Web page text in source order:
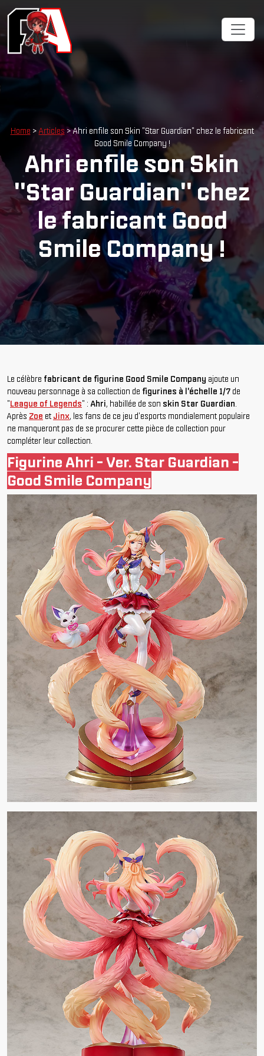
Home > Articles > Ahri enfile son Skin "Star Guardian" chez le fabricant
Good Smile Company !
Ahri enfile son Skin
"Star Guardian" chez
le fabricant Good
Smile Company !
Le célèbre fabricant de figurine Good Smile Company ajoute un
nouveau personnage à sa collection de figurines à l'échelle 1/7 de
"League of Legends" : Ahri, habillée de son skin Star Guardian.
Après Zoe et Jinx, les fans de ce jeu d'esports mondialement populaire
ne manqueront pas de se procurer cette pièce de collection pour
compléter leur collection.
Figurine Ahri - Ver. Star Guardian -
Good Smile Company
Cookies management panel